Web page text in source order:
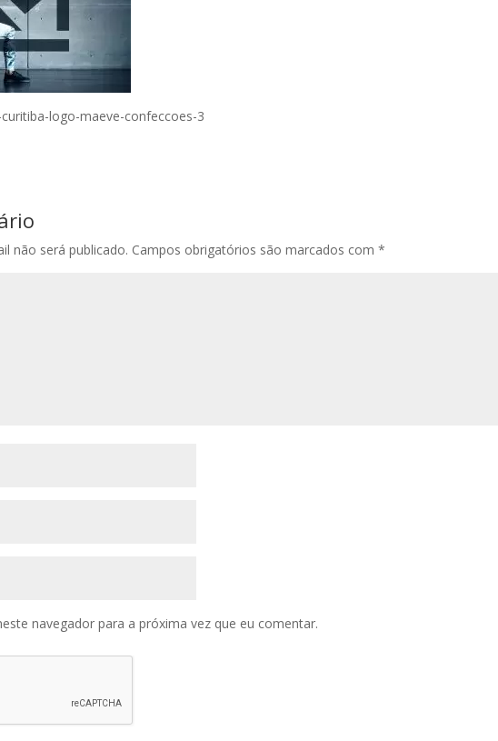
logo-maeve-confeccoes-3
não será publicado. Campos obrigatórios são marcados com*
navegador para a próxima vez que eu comentar.